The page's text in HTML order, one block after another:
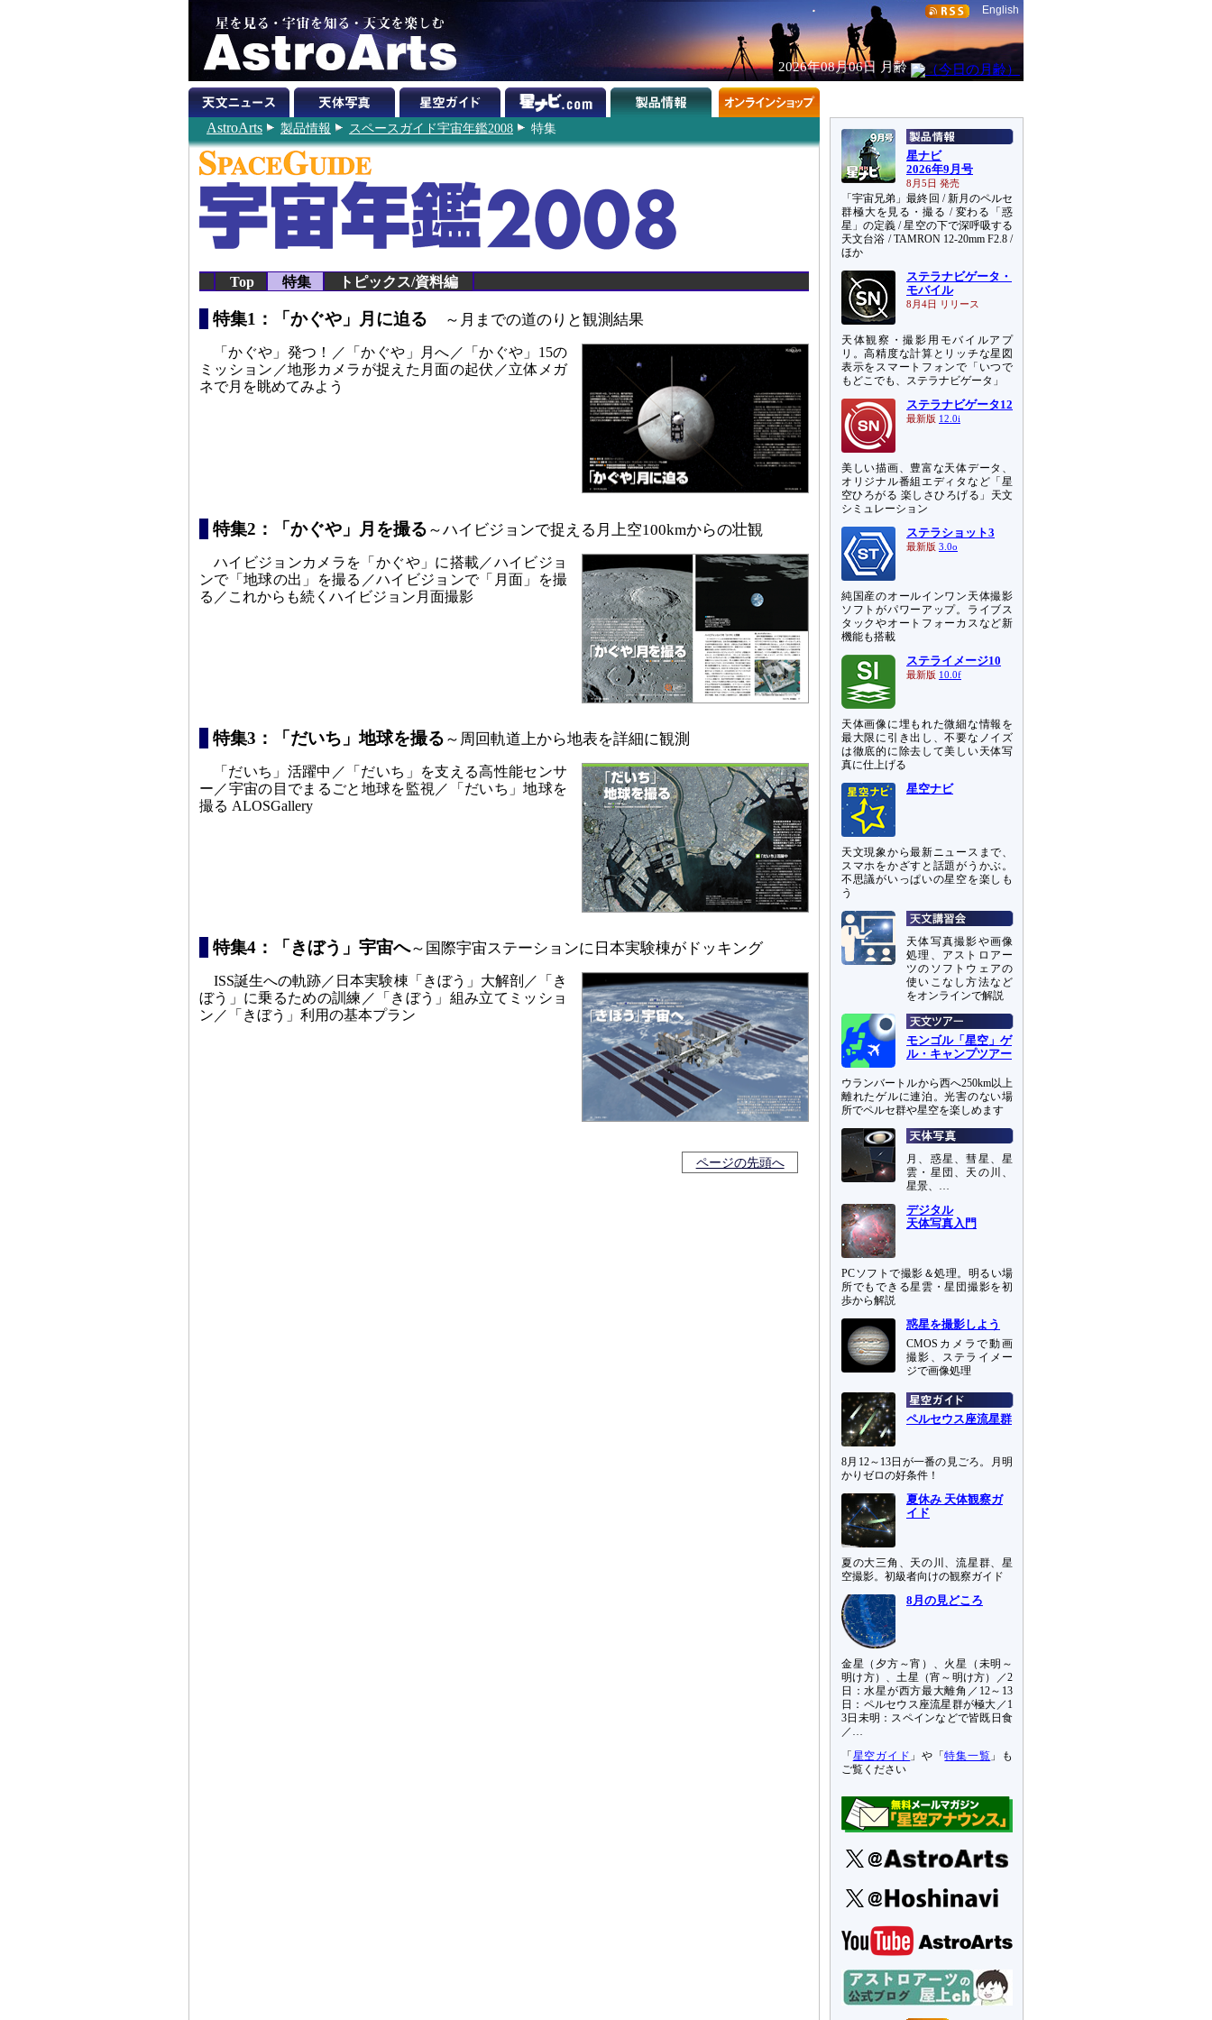
English
2026年08月06日 月齢
AstroArts 製品情報 スペースガイド宇宙年鑑2008 特集
Top 特集 トピックス/資料編
特集1：「かぐや」月に迫る ～月までの道のりと観測結果
「かぐや」発つ！／「かぐや」月へ／「かぐや」15の
ミッション／地形カメラが捉えた月面の起伏／立体メガ
ネで月を眺めてみよう
特集2：「かぐや」月を撮る ～ハイビジョンで捉える月上空100kmからの壮観
ハイビジョンカメラを「かぐや」に搭載／ハイビジョ
ンで「地球の出」を撮る／ハイビジョンで「月面」を撮
る／これからも続くハイビジョン月面撮影
特集3：「だいち」地球を撮る ～周回軌道上から地表を詳細に観測
「だいち」活躍中／「だいち」を支える高性能センサ
ー／宇宙の目でまるごと地球を監視／「だいち」地球を
撮る ALOSGallery
特集4：「きぼう」宇宙へ～国際宇宙ステーションに日本実験棟がドッキング
ISS誕生への軌跡／日本実験棟「きぼう」大解剖／「き
ぼう」に乗るための訓練／「きぼう」組み立てミッショ
ン／「きぼう」利用の基本プラン
ページの先頭へ
星ナビ
2026年9月号
8月5日 発売
「宇宙兄弟」最終回 / 新月のペルセ
群極大を見る・撮る / 変わる「惑
星」の定義 / 星空の下で深呼吸する
天文台浴 / TAMRON 12-20mm F2.8 /
ほか
ステラナビゲータ・
モバイル
8月4日 リリース
天体観察・撮影用モバイルアプ
リ。高精度な計算とリッチな星図
表示をスマートフォンで「いつで
もどこでも、ステラナビゲータ」
ステラナビゲータ12
最新版 12.0i
美しい描画、豊富な天体データ、
オリジナル番組エディタなど「星
空ひろがる 楽しさひろげる」天文
シミュレーション
ステラショット3
最新版 3.0o
純国産のオールインワン天体撮影
ソフトがパワーアップ。ライブス
タックやオートフォーカスなど新
機能も搭載
ステライメージ10
最新版 10.0f
天体画像に埋もれた微細な情報を
最大限に引き出し、不要なノイズ
は徹底的に除去して美しい天体写
真に仕上げる
星空ナビ
天文現象から最新ニュースまで、
スマホをかざすと話題がうかぶ。
不思議がいっぱいの星空を楽しも
う
天体写真撮影や画像
処理、アストロアー
ツのソフトウェアの
使いこなし方法など
をオンラインで解説
モンゴル「星空」ゲ
ル・キャンプツアー
ウランバートルから西へ250km以上
離れたゲルに連泊。光害のない場
所でペルセ群や星空を楽しめます
月、惑星、彗星、星
雲・星団、天の川、
星景、…
デジタル
天体写真入門
PCソフトで撮影＆処理。明るい場
所でもできる星雲・星団撮影を初
歩から解説
惑星を撮影しよう
CMOSカメラで動画
撮影、ステライメー
ジで画像処理
ペルセウス座流星群
8月12～13日が一番の見ごろ。月明
かりゼロの好条件！
夏休み 天体観察ガ
イド
夏の大三角、天の川、流星群、星
空撮影。初級者向けの観察ガイド
8月の見どころ
金星（夕方～宵）、火星（未明～
明け方）、土星（宵～明け方）／2
日：水星が西方最大離角／12～13
日：ペルセウス座流星群が極大／1
3日未明：スペインなどで皆既日食
／…
「 星空ガイド 」や「特集一覧 」も
ご覧ください